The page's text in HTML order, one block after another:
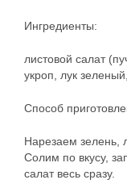
Ингредиенты:
листовой салат
укроп, лук
Способ
Нарезаем зелень,
Солим по вкусу,
салат весь сразу.